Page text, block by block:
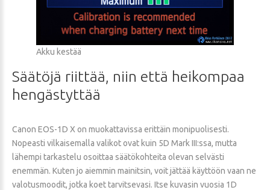
Akku kestää
Säätöjä riittää, niin että heikompaa
hengästyttää
Canon EOS-1D X on muokattavissa erittäin monipuolisesti.
Nopeasti vilkaisemalla valikot ovat kuin 5D Mark III:ssa, mutta
lähempi tarkastelu osoittaa säätökohteita olevan selvästi
enemmän. Kuten jo aiemmin mainitsin, voit jättää käyttöön vaan ne
valotusmoodit, jotka koet tarvitsevasi. Itse kuvasin vuosia 1D